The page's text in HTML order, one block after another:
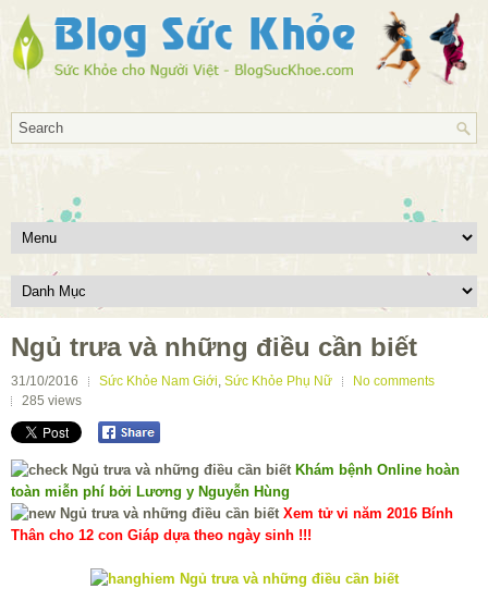
Ngủ trưa và những điều cần biết
31/10/2016 Sức Khỏe Nam Giới, Sức Khỏe Phụ Nữ
No comments
285 views
Khám bệnh Online hoàn
toàn miễn phí bởi Lương y Nguyễn Hùng
Xem tử vi năm 2016 Bính
Thân cho 12 con Giáp dựa theo ngày sinh !!!